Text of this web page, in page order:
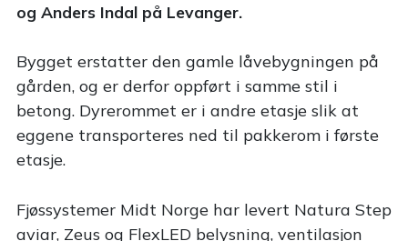
og Anders Indal på Levanger.
Bygget erstatter den gamle låvebygningen på
gården, og er derfor oppført i samme stil i
betong. Dyrerommet er i andre etasje slik at
eggene transporteres ned til pakkerom i første
etasje.
Fjøssystemer Midt Norge har levert Natura Step
aviar, Zeus og FlexLED belysning, ventilasjon